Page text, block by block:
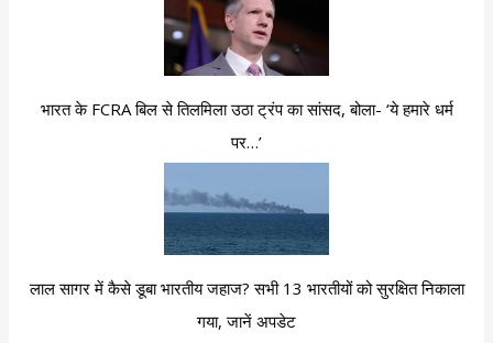
भारत के FCRA बिल से तिलमिला उठा ट्रंप का सांसद, बोला- ‘ये हमारे धर्म
पर…’
लाल सागर में कैसे डूबा भारतीय जहाज? सभी 13 भारतीयों को सुरक्षित निकाला
गया, जानें अपडेट